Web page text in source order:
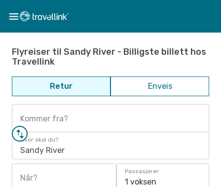
Flyreiser til Sandy River - Billigste billett hos
Travellink
Retur Enveis
Kommer fra?
Hvor skal du?
Sandy River
Når?
Passasjerer
1 voksen